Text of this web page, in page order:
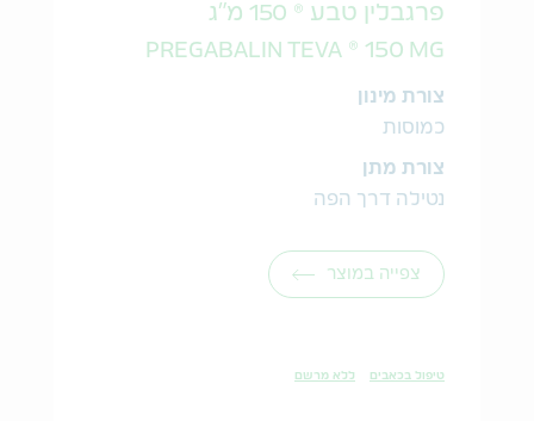
פרגבלין טבע ® 150 מ"ג
PREGABALIN TEVA ® 150 MG
צורת מינון
כמוסות
צורת מתן
נטילה דרך הפה
צפייה במוצר
טיפול בכאבים ללא מרשם